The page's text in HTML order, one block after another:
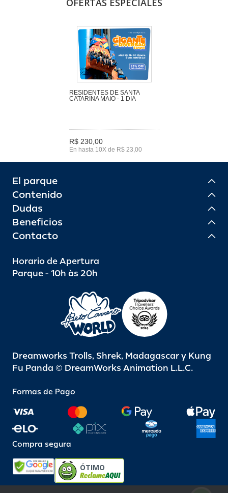
OFERTAS ESPECIALES
RESIDENTES DE SANTA
CATARINA MAIO - 1 DIA
R$ 230,00
En hasta 10X de R$ 23,00
El parque
Contenido
Dudas
Beneficios
Contacto
Horario de Apertura
Parque - 10h às 20h
Dreamworks Trolls, Shrek, Madagascar y Kung
Fu Panda © DreamWorks Animation L.L.C.
Formas de Pago
Compra segura
ÓTIMO